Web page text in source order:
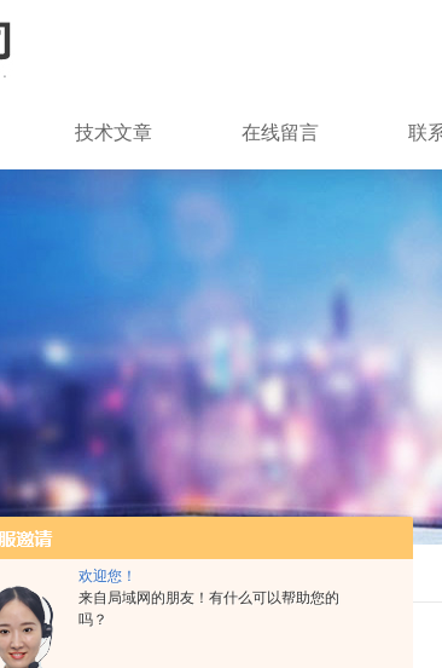
欢迎您！
来自局域网的朋友！有什么可以帮助您的
吗？
技术文章 在线留言 联
BC5130电缆综合探伤测试仪